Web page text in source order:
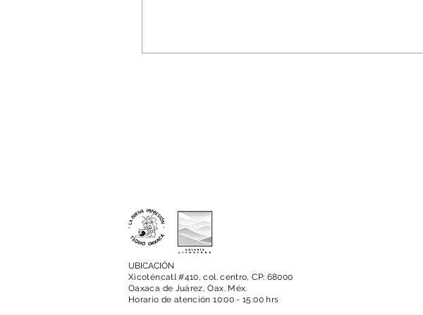
UBICACIÓN
Xicoténcatl #410, col. centro, CP: 68000
Oaxaca de Juárez, Oax. Méx.
Horario de atención 10:00 - 15:00 hrs